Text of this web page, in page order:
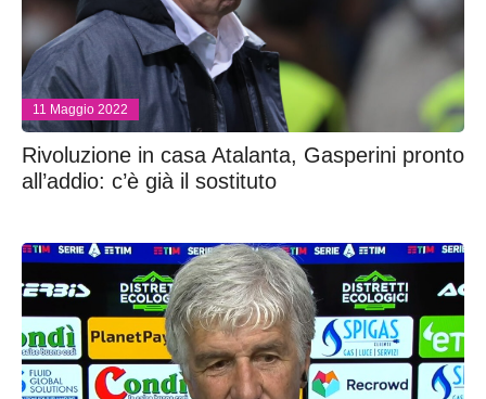
11 Maggio 2022
Rivoluzione in casa Atalanta, Gasperini pronto
all’addio: c’è già il sostituto